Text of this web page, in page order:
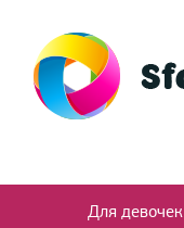
Для девочек